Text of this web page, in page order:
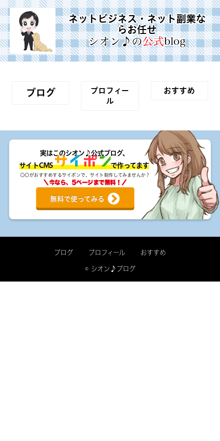
ネットビジネス・ネット副業な
らお任せ
シオン♪の公式blog
ブログ
プロフィー
ル
おすすめ
実はこのシオン♪公式ブログ、
サイトCMS で作ってます
〇〇がおすすめするサイポンで、サイト制作してみませんか？
＼今なら、5ページまで無料！／
無料で使ってみる
ブログ プロフィール おすすめ
© シオン♪ブログ